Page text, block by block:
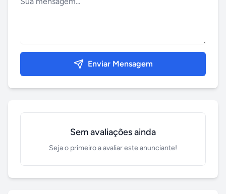
Enviar Mensagem
Sem avaliações ainda
Seja o primeiro a avaliar este anunciante!